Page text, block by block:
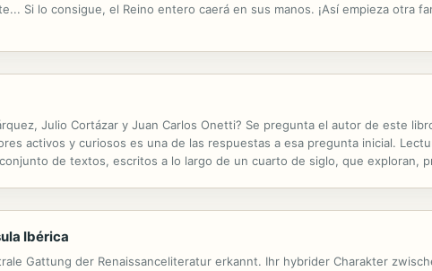
Si lo consigue, el Reino entero caerá en sus manos. ¡Así empieza otra
Julio Cortázar y Juan Carlos Onetti? Se pregunta el autor de este
activos y curiosos es una de las respuestas a esa pregunta inicial.
de textos, escritos a lo largo de un cuarto de siglo, que exploran,
Ibérica
Gattung der Renaissanceliteratur erkannt. Ihr hybrider Charakter